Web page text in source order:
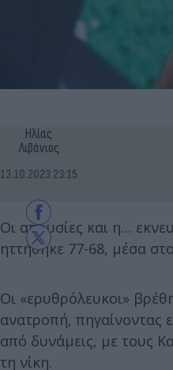
Ηλίας
Λιβάνιος
13.10.2023 23:15
Οι απουσίες και η…
ηττήθηκε 77-68, μέσα
Οι «ερυθρόλευκοι»
ανατροπή, πηγαίνοντας
από δυνάμεις, με τους
τη νίκη.